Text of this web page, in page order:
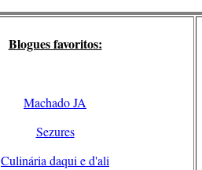
Blogues favoritos:
Machado JA
Sezures
Culinária daqui e d'ali